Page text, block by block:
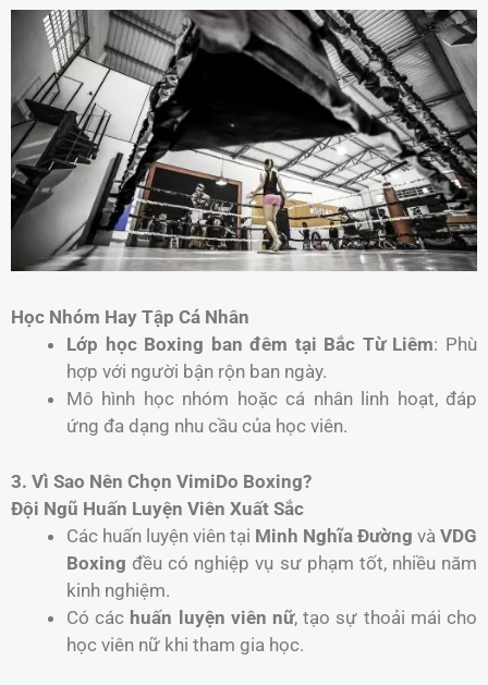
Học Nhóm Hay Tập Cá Nhân
Lớp học Boxing ban đêm tại Bắc Từ Liêm: Phù
hợp với người bận rộn ban ngày.
Mô hình học nhóm hoặc cá nhân linh hoạt, đáp
ứng đa dạng nhu cầu của học viên.
3. Vì Sao Nên Chọn VimiDo Boxing?
Đội Ngũ Huấn Luyện Viên Xuất Sắc
Các huấn luyện viên tại Minh Nghĩa Đường và VDG
Boxing đều có nghiệp vụ sư phạm tốt, nhiều năm
kinh nghiệm.
Có các huấn luyện viên nữ, tạo sự thoải mái cho
học viên nữ khi tham gia học.